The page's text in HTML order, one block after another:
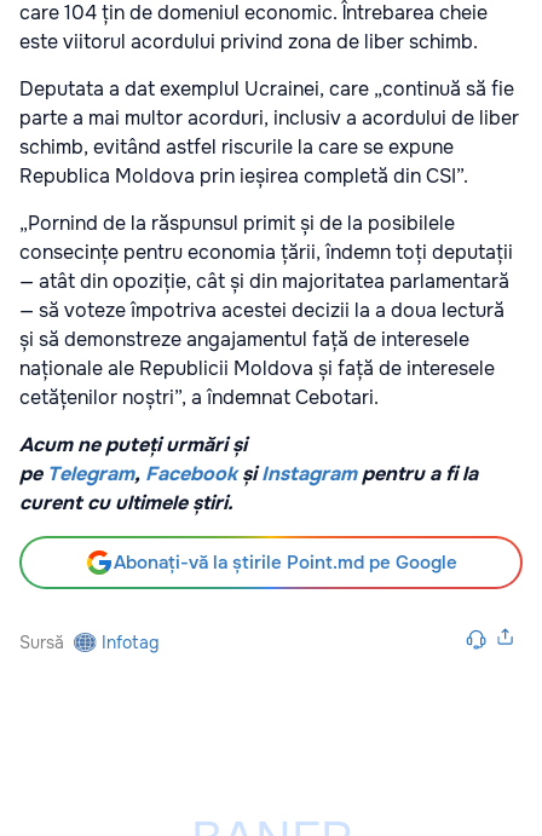
care 104 țin de domeniul economic. Întrebarea cheie
este viitorul acordului privind zona de liber schimb.
Deputata a dat exemplul Ucrainei, care „continuă să fie
parte a mai multor acorduri, inclusiv a acordului de liber
schimb, evitând astfel riscurile la care se expune
Republica Moldova prin ieșirea completă din CSI”.
„Pornind de la răspunsul primit și de la posibilele
consecințe pentru economia țării, îndemn toți deputații
— atât din opoziție, cât și din majoritatea parlamentară
— să voteze împotriva acestei decizii la a doua lectură
și să demonstreze angajamentul față de interesele
naționale ale Republicii Moldova și față de interesele
cetățenilor noștri”, a îndemnat Cebotari.
Acum ne puteți urmări și
pe Telegram, Facebook șiInstagrampentru a fi la
curent cu ultimele știri.
Abonați-vă la știrile Point.md pe Google
Sursă Infotag